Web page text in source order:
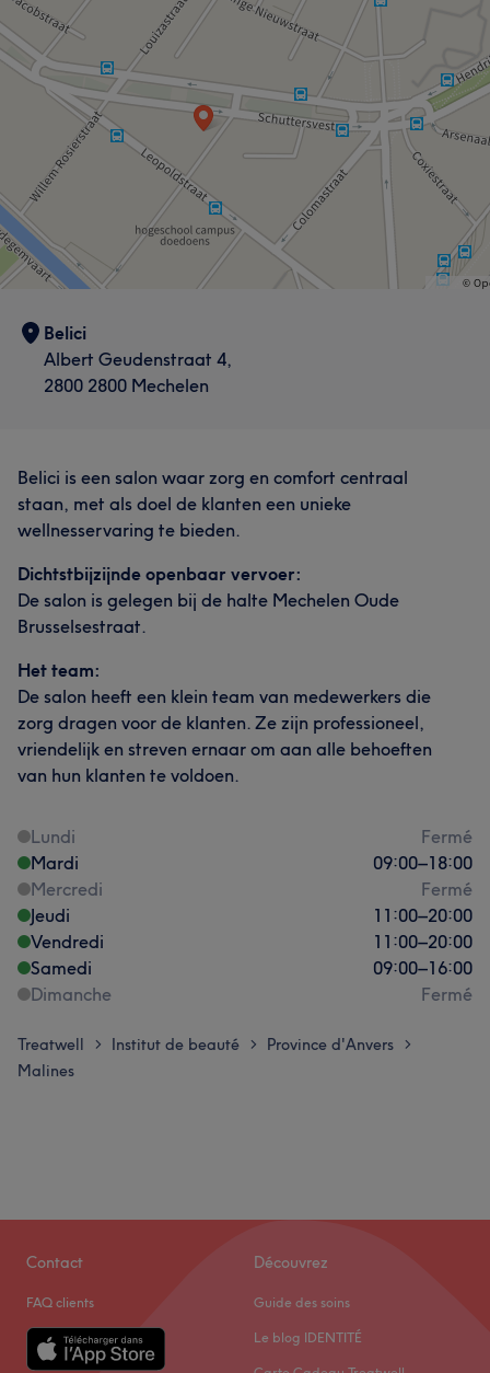
Belici
Albert Geudenstraat 4,
2800 2800 Mechelen
Belici is een salon waar zorg en comfort centraal
staan, met als doel de klanten een unieke
wellnesservaring te bieden.
Dichtstbijzijnde openbaar vervoer:
De salon is gelegen bij de halte Mechelen Oude
Brusselsestraat.
Het team:
De salon heeft een klein team van medewerkers die
zorg dragen voor de klanten. Ze zijn professioneel,
vriendelijk en streven ernaar om aan alle behoeften
van hun klanten te voldoen.
Lundi
Fermé
Mardi
09:00–18:00
Mercredi
Fermé
Jeudi
11:00–20:00
Vendredi
11:00–20:00
Samedi
09:00–16:00
Dimanche
Fermé
Treatwell > Institut de beauté > Province d'Anvers >
Malines
Contact
FAQ clients
Découvrez
Guide des soins
Le blog IDENTITÉ